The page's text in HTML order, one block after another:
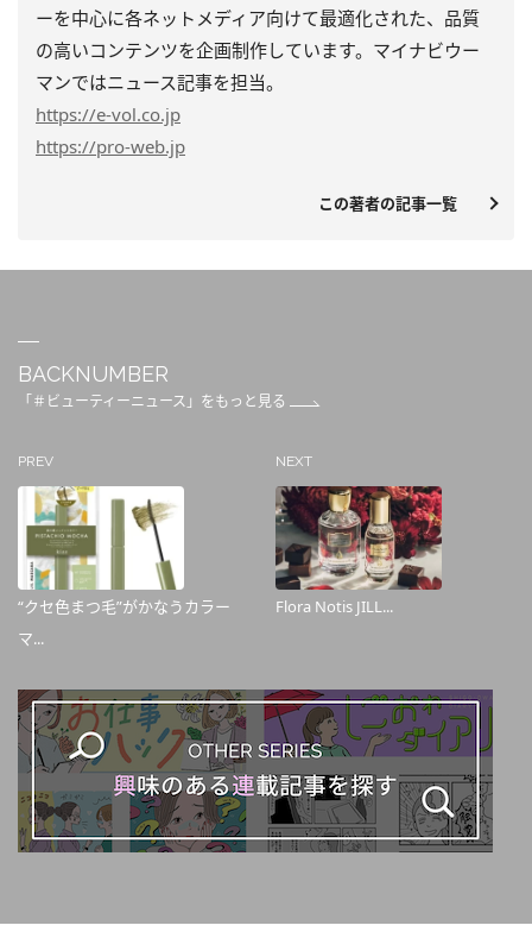
ーを中心に各ネットメディア向けて最適化された、品質
の高いコンテンツを企画制作しています。マイナビウー
マンではニュース記事を担当。
https://e-vol.co.jp
https://pro-web.jp
この著者の記事一覧
BACKNUMBER
「＃ビューティーニュース」をもっと見る
PREV
“クセ色まつ毛”がかなうカラー
マ...
NEXT
Flora Notis JILL...